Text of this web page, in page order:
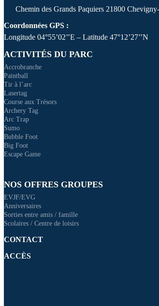
Chemin des Grands Paquiers 21800
Coordonnées GPS :
Longitude 04°55’02’’E – Latitude 47°12’27’’N
ACTIVITÉS DU PARC
Accrobranche
Paintball
Tir à l’arc
Lasertag
Course aux Trésors
Archery Tag
Arc Trap
Sumo
Bubble Foot
Big Foot
Escape Game
NOS OFFRES GROUPES
EVJF/EVG
Anniversaires
Sorties entre amis / famille
Scolaires / Centre de loisirs
CONTACT
ACCÈS